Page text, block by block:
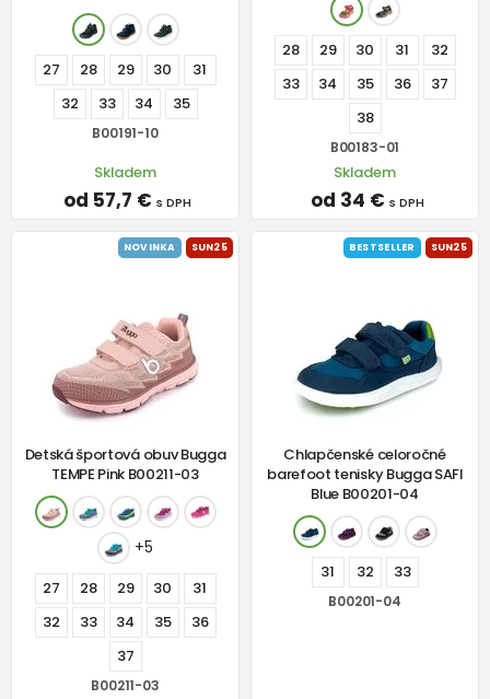
27 28 29 30
31
32
33 34 35
B00191-10
Skladem
od 57,7 € s DPH
28 29 30 31
32
33
34 35 36
37
38
B00183-01
Skladem
od 34 € s DPH
NOVINKA SUN25
Detská športová obuv Bugga
TEMPE Pink B00211-03
+5
27 28 29 30
31
32
33 34 35
36
37
B00211-03
BESTSELLER SUN25
Chlapčenské celoročné
barefoot tenisky Bugga SAFI
Blue B00201-04
31 32 33
B00201-04